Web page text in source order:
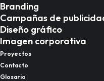
Branding
Campañas de
Diseño gráfico
Imagen corporativa
Proyectos
Contacto
Glosario
Guía de